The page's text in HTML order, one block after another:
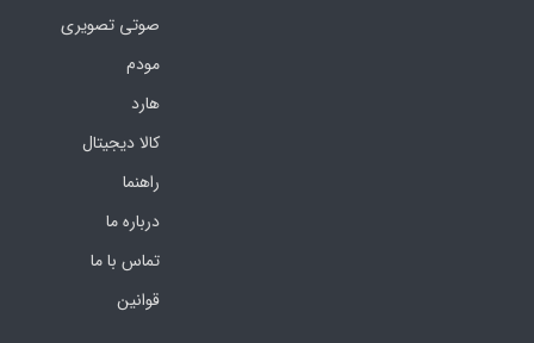
صوتی تصویری
مودم
هارد
کالا دیجیتال
راهنما
درباره ما
تماس با ما
قوانین